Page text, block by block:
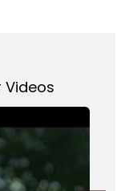
Videos